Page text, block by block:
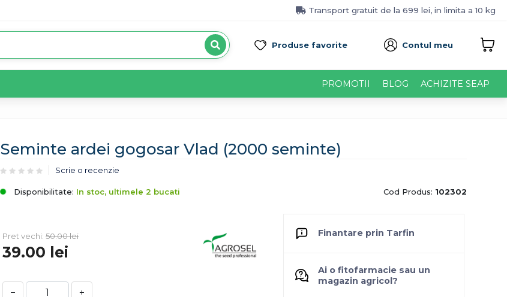
Transport gratuit de la 699 lei, in limita a 10 kg
Produse favorite Contul meu
PROMOTII BLOG ACHIZITE SEAP
Seminte ardei gogosar Vlad (2000 seminte)
Scrie o recenzie
Disponibilitate: In stoc, ultimele 2 bucati Cod Produs: 102302
Pret vechi: 50.00lei
39.00 lei
− +
Finantare prin Tarfin
Ai o fitofarmacie sau un
magazin agricol?